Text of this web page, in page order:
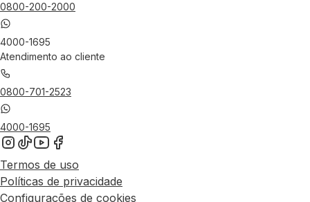
0800-200-2000
4000-1695
Atendimento ao cliente
0800-701-2523
4000-1695
Termos de uso
Políticas de privacidade
Configurações de cookies